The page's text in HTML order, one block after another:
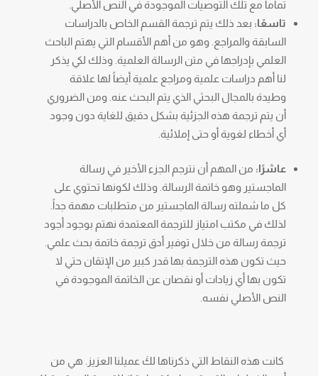
تماماً مع تلك التوصيات الموجودة في النص الأصلي.
تاسعًا: بعد ذلك يتم ترجمة القسم الخاص بالدراسات
السابقة والمراجع. وهو من أهم الأقسام التي يهتم الباحث
العلمي بإدراجها في متن الرسالة العلمية. وذلك لكي يذكر
لنا أهم دراسات علمية ومراجع علمية أيضاً لها علاقة
وطيدة بالمجال البحثي الذي يتم البحث عنه. ومن الضروري
أن يتم ترجمة هذه الجزئية بشكل دقيق للغاية دون وجود
أي أخطاء لغوية أو حتى إملائية.
عاشرًا: من المهم أن نترجم الجزء الأخير في رسالة
الماجستير وهو خاتمة الرسالة. وذلك لكونها تحتوي على
كل ما شملته رسالة الماجستير من متطلبات مهمة جداً.
لذلك في مكتب امتياز للترجمة المعتمدة نهتم بوجود أجود
ترجمة رسالة من خلال توفير أدق ترجمة خاتمة بحث علمي.
حيث تكون هذه الترجمة بها قدر كبير من الإتقان حتي لا
تكون بها أي زيادات أو نقصان عن الخاتمة الموجودة في
النص الأصلي نفسه.
كانت هذه النقاط التي ذكرناها لكَ عميلنا العزيز. هي من